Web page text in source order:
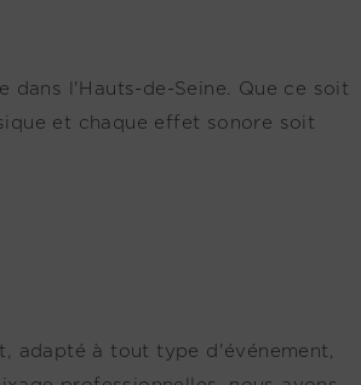
l'Hauts-de-Seine. Que ce soit
et chaque effet sonore soit
adapté à tout type d'événement,